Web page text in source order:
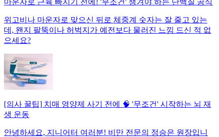
마운자로 근육 빠지기 전에! '무조건' 챙겨야 하는 단백질 공식
위고비나 마운자로 맞으신 뒤로 체중계 숫자는 잘 줄고 있는
데, 왠지 팔뚝이나 허벅지가 예전보다 물러진 느낌 드신 적 없
으세요?
[의사 꿀팁] 치매 영양제 사기 전에 🧠 '무조건' 시작하는 뇌 재
생 운동
안녕하세요, 지니어터 여러분! 비만 전문의 정승은 원장입니